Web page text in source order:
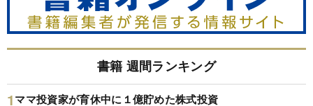
書籍 週間ランキング
ママ投資家が育休中に１億貯めた株式投資